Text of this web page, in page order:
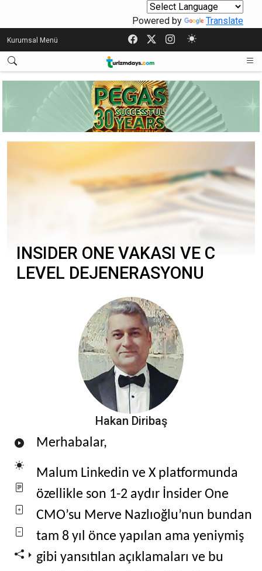
Powered by Translate
Kurumsal Menü
INSIDER ONE VAKASI VE C
LEVEL DEJENERASYONU
Hakan Diribaş
Merhabalar,
Malum Linkedin ve X platformunda
özellikle son 1-2 aydır İnsider One
CMO’su Merve Nazlıoğlu’nun bundan
tam 8 yıl önce yapılan ama yeniymiş
gibi yansıtılan açıklamaları ve bu